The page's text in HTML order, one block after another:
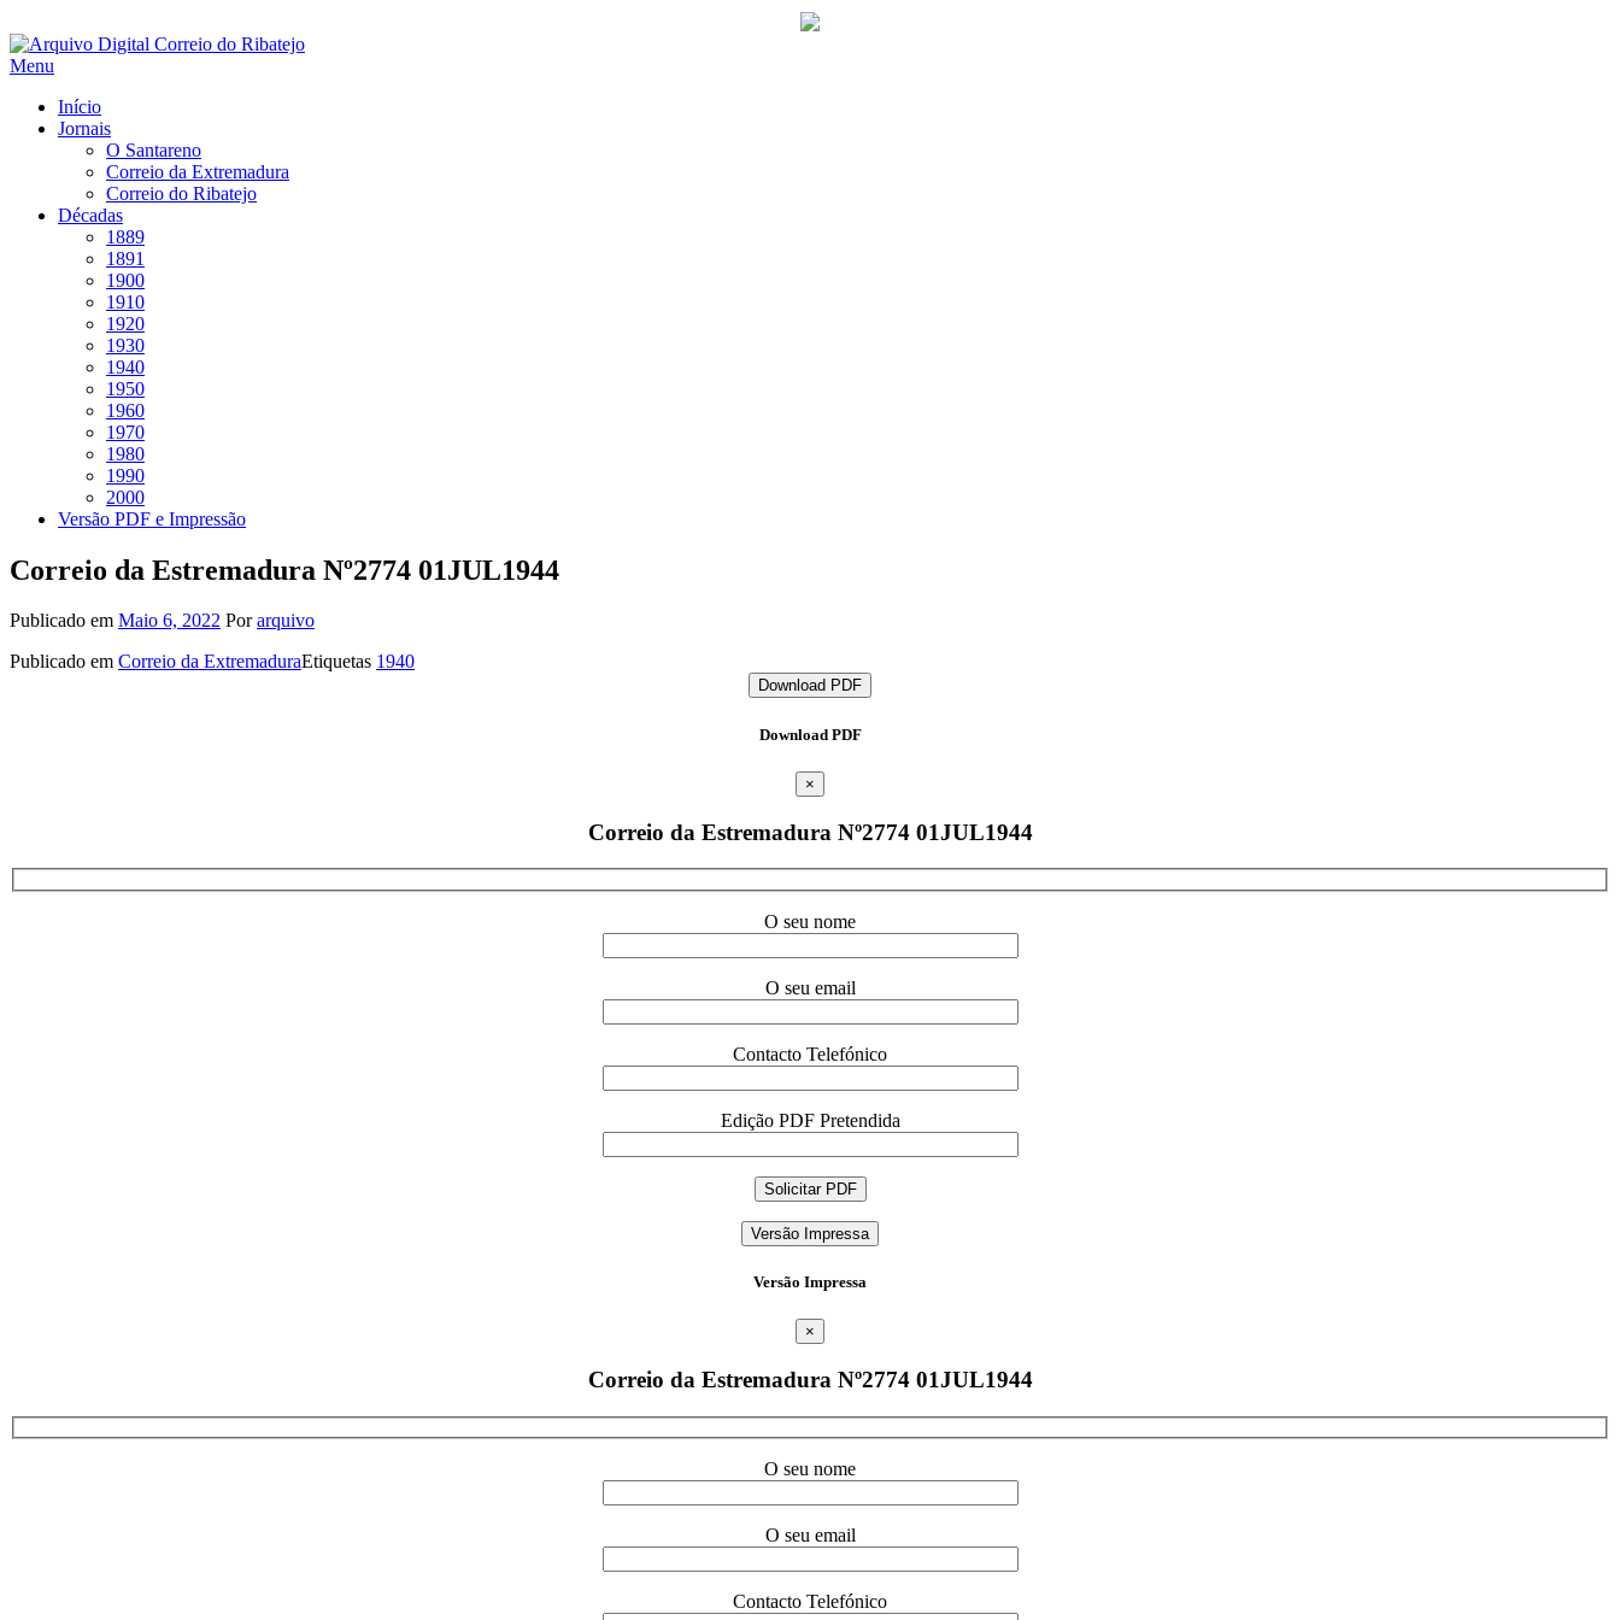
Saltar
para
Menu
Início
Jornais
O Santareno
Correio da Extremadura
Correio do Ribatejo
Décadas
1889
1891
1900
1910
1920
1930
1940
1950
1960
1970
1980
1990
2000
Versão PDF e Impressão
Correio da Estremadura Nº2774 01JUL1944
Publicado em Maio 6, 2022 Porarquivo
Publicado em Correio da ExtremaduraEtiquetas 1940
Download PDF
Download PDF
×
Correio da Estremadura Nº2774 01JUL1944
O seu nome
O seu email
Contacto Telefónico
Edição PDF Pretendida
Versão Impressa
Versão Impressa
×
Correio da Estremadura Nº2774 01JUL1944
O seu nome
O seu email
Contacto Telefónico